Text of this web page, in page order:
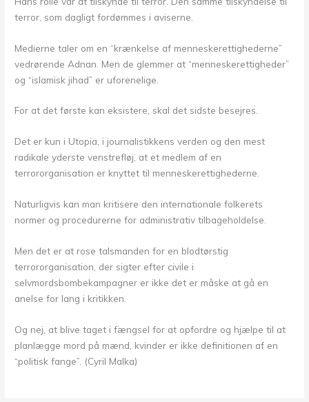
terror, som dagligt fordømmes i aviserne.
Medierne taler om en “krænkelse af menneskerettighederne”
vedrørende Adnan. Men de glemmer at “menneskerettigheder”
og “islamisk jihad” er uforenelige.
For at det første kan eksistere, skal det sidste besejres.
Det er kun i Utopia, i journalistikkens verden og den mest
radikale yderste venstrefløj, at et medlem af en
terrororganisation er knyttet til menneskerettighederne.
Naturligvis kan man kritisere den internationale folkerets
normer og procedurerne for administrativ tilbageholdelse.
Men det er at rose talsmanden for en blodtørstig
terrororganisation, der sigter efter civile i
selvmordsbombekampagner er ikke det er måske at gå en
anelse for lang i kritikken.
Og nej, at blive taget i fængsel for at opfordre og hjælpe til at
planlægge mord på mænd, kvinder er ikke definitionen af en
“politisk fange”. (Cyril Malka)